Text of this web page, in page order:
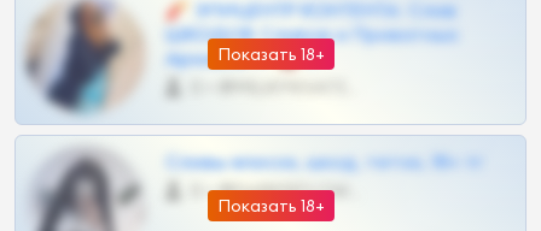
Показать 18+
🧨 ЭПИЦЕНТР КОНТЕНТА: Слив
ШКОДОВ Сливов и Приватных
Архивов ТГ 🔞💎
Показать 18+
Сливы вписок, шкод, теток, 18+ тг
0 •